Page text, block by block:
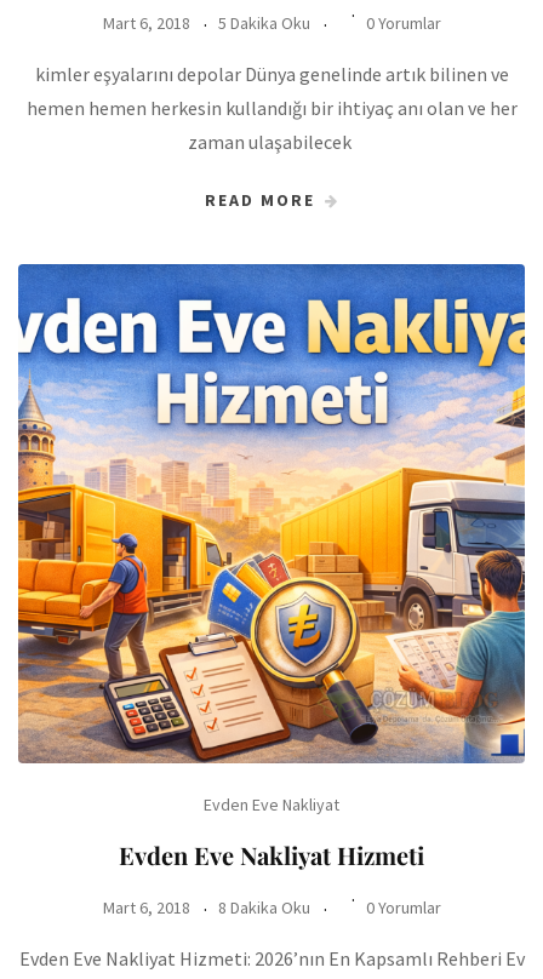
Mart 6, 2018 5 Dakika Oku 0 Yorumlar
kimler eşyalarını depolar Dünya genelinde artık bilinen ve
hemen hemen herkesin kullandığı bir ihtiyaç anı olan ve her
zaman ulaşabilecek
READ MORE
Evden Eve Nakliyat
Evden Eve Nakliyat Hizmeti
Mart 6, 2018 8 Dakika Oku 0 Yorumlar
Evden Eve Nakliyat Hizmeti: 2026’nın En Kapsamlı Rehberi Ev